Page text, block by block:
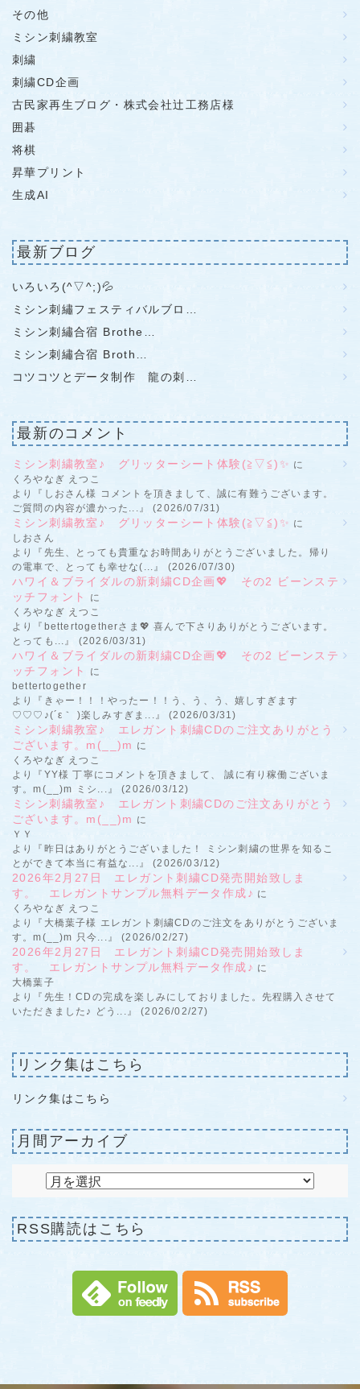
その他
ミシン刺繍教室
刺繍
刺繍CD企画
古民家再生ブログ・株式会社辻工務店様
囲碁
将棋
昇華プリント
生成AI
最新ブログ
いろいろ(^▽^;)💦
ミシン刺繡フェスティバルブロ…
ミシン刺繡合宿 Brothe…
ミシン刺繡合宿 Broth…
コツコツとデータ制作 龍の刺…
最新のコメント
ミシン刺繍教室♪ グリッターシート体験(≧▽≦)✨ に
くろやなぎ えつこ
より『しおさん様 コメントを頂きまして、誠に有難うございます。
ご質問の内容が濃かった...』 (2026/07/31)
ミシン刺繍教室♪ グリッターシート体験(≧▽≦)✨ に
しおさん
より『先生、とっても貴重なお時間ありがとうございました。帰り
の電車で、とっても幸せな(...』 (2026/07/30)
ハワイ＆ブライダルの新刺繍CD企画💖 その2 ビーンステ
ッチフォント
に
くろやなぎ えつこ
より『bettertogetherさま💖 喜んで下さりありがとうございます。
とっても...』 (2026/03/31)
ハワイ＆ブライダルの新刺繍CD企画💖 その2 ビーンステ
ッチフォント
に
bettertogether
より『きゃー！！！やったー！！う、う、う、嬉しすぎます
♡♡♡♪(´ε｀ )楽しみすぎま...』 (2026/03/31)
ミシン刺繍教室♪ エレガント刺繍CDのご注文ありがとう
ございます。m(__)m に
くろやなぎ えつこ
より『YY様 丁寧にコメントを頂きまして、 誠に有り稼働ございま
す。m(__)m ミシ...』 (2026/03/12)
ミシン刺繍教室♪ エレガント刺繍CDのご注文ありがとう
ございます。m(__)m に
ＹＹ
より『昨日はありがとうございました！ ミシン刺繍の世界を知るこ
とができて本当に有益な...』 (2026/03/12)
2026年2月27日 エレガント刺繍CD発売開始致しま
す。 エレガントサンプル無料データ作成♪ に
くろやなぎ えつこ
より『大橋葉子様 エレガント刺繍CDのご注文をありがとうございま
す。m(__)m 只今...』 (2026/02/27)
2026年2月27日 エレガント刺繍CD発売開始致しま
す。 エレガントサンプル無料データ作成♪ に
大橋葉子
より『先生！CDの完成を楽しみにしておりました。先程購入させて
いただきました♪ どう...』 (2026/02/27)
リンク集はこちら
リンク集はこちら
月間アーカイブ
RSS購読はこちら